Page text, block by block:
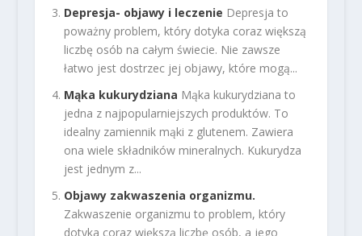
Depresja- objawy i leczenie Depresja to
poważny problem, który dotyka coraz większą
liczbę osób na całym świecie. Nie zawsze
łatwo jest dostrzec jej objawy, które mogą...
Mąka kukurydziana Mąka kukurydziana to
jedna z najpopularniejszych produktów. To
idealny zamiennik mąki z glutenem. Zawiera
ona wiele składników mineralnych. Kukurydza
jest jednym z...
Objawy zakwaszenia organizmu.
Zakwaszenie organizmu to problem, który
dotyka coraz większą liczbę osób, a jego